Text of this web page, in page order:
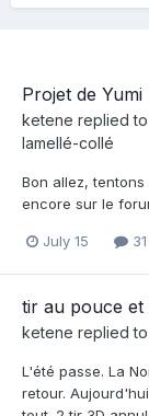
Projet de
ketene replied to
lamellé-collé
Bon allez,
encore sur le
July 15
tir au pouce
ketene replied to
L'été passe. La
retour.